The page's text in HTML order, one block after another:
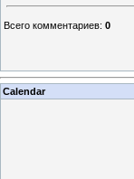
Всего комментариев: 0
Calendar